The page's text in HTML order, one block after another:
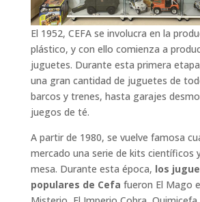
El 1952, CEFA se involucra en la
plástico, y con ello comienza a
juguetes. Durante esta primera
una gran cantidad de juguetes de
barcos y trenes, hasta garajes
juegos de té.
A partir de 1980, se vuelve famosa
mercado una serie de kits científicos
mesa. Durante esta época, los
populares de Cefa fueron El Mago